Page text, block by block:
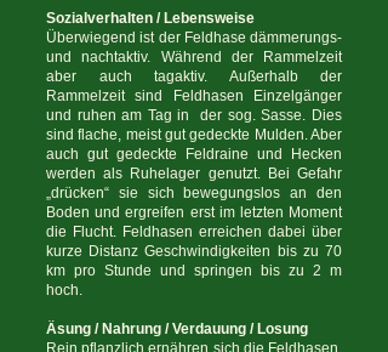
Sozialverhalten / Lebensweise
Überwiegend ist der Feldhase dämmerungs-
und nachtaktiv. Während der Rammelzeit
aber auch tagaktiv. Außerhalb der
Rammelzeit sind Feldhasen Einzelgänger
und ruhen am Tag in der sog. Sasse. Dies
sind flache, meist gut gedeckte Mulden. Aber
auch gut gedeckte Feldraine und Hecken
werden als Ruhelager genutzt. Bei Gefahr
„drücken“ sie sich bewegungslos an den
Boden und ergreifen erst im letzten Moment
die Flucht. Feldhasen erreichen dabei über
kurze Distanz Geschwindigkeiten bis zu 70
km pro Stunde und springen bis zu 2 m
hoch.
Äsung / Nahrung / Verdauung / Losung